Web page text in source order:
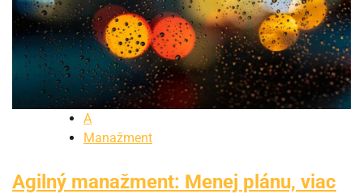
A
Manažment
Agilný manažment: Menej plánu, viac